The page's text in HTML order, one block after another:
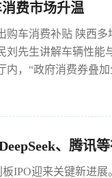
费市场升温
购车消费补贴 陕西
先生讲解车辆性能
，“政府消费券叠
、腾讯等
IPO迎来关键新进